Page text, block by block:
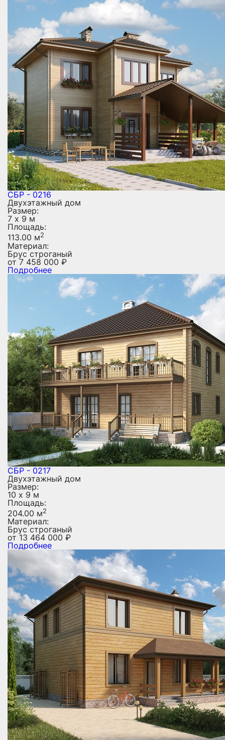
СБР - 0216
Двухэтажный дом
Размер:
7 х 9 м
Площадь:
113.00 м2
Материал:
Брус строганый
от7 458 000 ₽
Подробнее
СБР - 0217
Двухэтажный дом
Размер:
10 х 9 м
Площадь:
204.00 м2
Материал:
Брус строганый
от13 464 000 ₽
Подробнее